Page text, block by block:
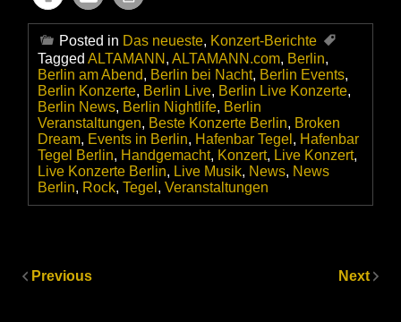
Posted in Das neueste, Konzert-Berichte
Tagged ALTAMANN , ALTAMANN.com, Berlin,
Berlin am Abend, Berlin bei Nacht, Berlin Events,
Berlin Konzerte, Berlin Live, Berlin Live Konzerte,
Berlin News, Berlin Nightlife, Berlin
Veranstaltungen, Beste Konzerte Berlin, Broken
Dream, Events in Berlin, Hafenbar Tegel , Hafenbar
Tegel Berlin, Handgemacht, Konzert, Live Konzert,
Live Konzerte Berlin, Live Musik, News, News
Berlin, Rock, Tegel , Veranstaltungen
Previous Next